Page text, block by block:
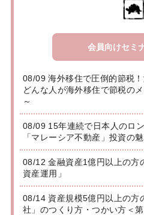
会員向けセミ
08/09 海外移住で圧倒的節税
どんな人が海外移住で節税の
～
08/09 15年連続で日本人のロ
「マレーシア不動産」投資の
08/12 金融資産1億円以上の方
資産運用」
08/14 資産規模5億円以上の方
社」のつくり方・つかい方＜